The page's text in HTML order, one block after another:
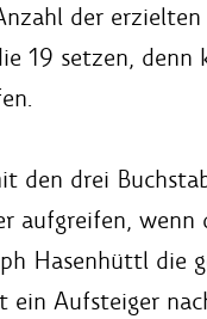
der erzielten
19 setzen,
den drei
aufgreifen,
Hasenhüttl die
Aufsteiger